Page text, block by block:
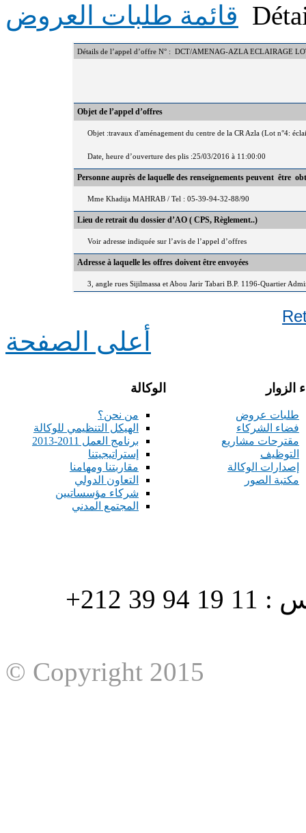
قائمة طلبات العروض
Détails de l’appel d’offre N° : DCT/AMENAG-AZLA ECLAIRAGE
Objet de l’appel d’offres
Objet :travaux d'aménagement du centre de la CR Azla (Lot n°4:
Date, heure d’ouverture des plis :25/03/2016 à 11:00:00
Personne auprès de laquelle des renseignements peuvent être
Mme Khadija MAHRAB / Tel : 05-39-94-32-88/90
Lieu de retrait du dossier d’AO ( CPS, Règlement..)
Voir adresse indiquée sur l’avis de l’appel d’offres
Adresse à laquelle les offres doivent être envoyées
3, angle rues Sijilmassa et Abou Jarir Tabari B.P. 1196-Quartier
أعلى الصفحة
الوكالة
من نحن؟
الهيكل التنظيمي للوكالة
برنامج العمل 2011-2013
إستراتيجيتنا
مقاربتنا ومهامنا
التعاون الدولي
شركاء مؤسساتيين
المجتمع المدني
الزوار
طلبات عروض
فضاء الشركاء
مقترحات مشاريع
التوظيف
إصدارات الوكالة
مكتبة الصور
هاتف : 90/88 32 94 39 212+ فاكس : 11 19 94 39 212+
© Copyright 2015